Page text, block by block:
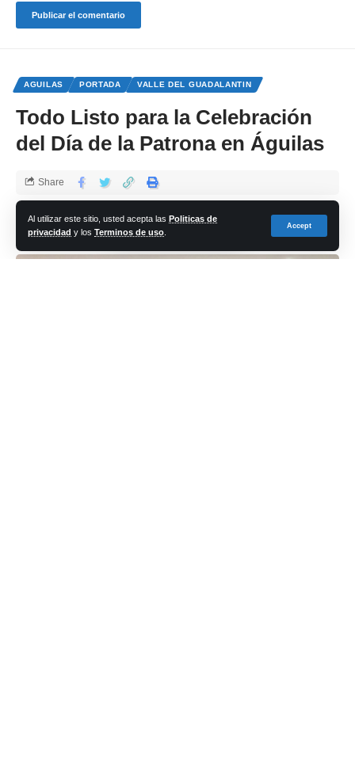
Al utilizar este sitio, usted acepta las Politicas de
privacidad y los Terminos de uso
Accept
AGUILAS PORTADA VALLE DEL GUADALANTIN
Todo Listo para la Celebración
del Día de la Patrona en Águilas
Last updated: 2025/04/01 at 3:27 PM
cadena-azul
Share